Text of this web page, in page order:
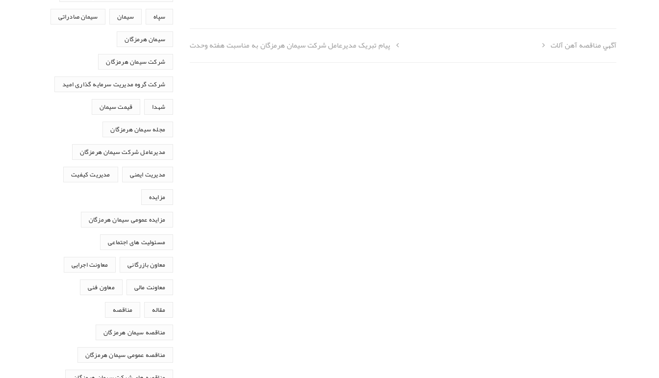
پیام تبریک مدیرعامل شرکت سیمان هرمزگان به مناسبت هفته وحدت آگهي مناقصه آهن آلات
سپاه سیمان سیمان صادراتی
سیمان هرمزگان
شرکت سیمان هرمزگان
شرکت گروه مدیریت سرمایه گذاری امید
شهدا قیمت سیمان
مجله سیمان هرمزگان
مدیرعامل شرکت سیمان هرمزگان
مدیریت ایمنی مدیریت کیفیت
مزایده
مزایده عمومی سیمان هرمزگان
مسئولیت های اجتماعی
معاون بازرگانی معاونت اجرایی
معاونت مالی معاون فنی
مقاله مناقصه
مناقصه سیمان هرمزگان
مناقصه عمومی سیمان هرمزگان